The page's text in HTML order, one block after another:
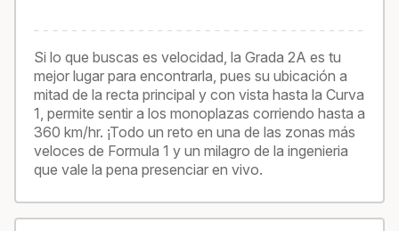
Si lo que buscas es velocidad, la Grada 2A es tu
mejor lugar para encontrarla, pues su ubicación a
mitad de la recta principal y con vista hasta la Curva
1, permite sentir a los monoplazas corriendo hasta a
360 km/hr. ¡Todo un reto en una de las zonas más
veloces de Formula 1 y un milagro de la ingenieria
que vale la pena presenciar en vivo.